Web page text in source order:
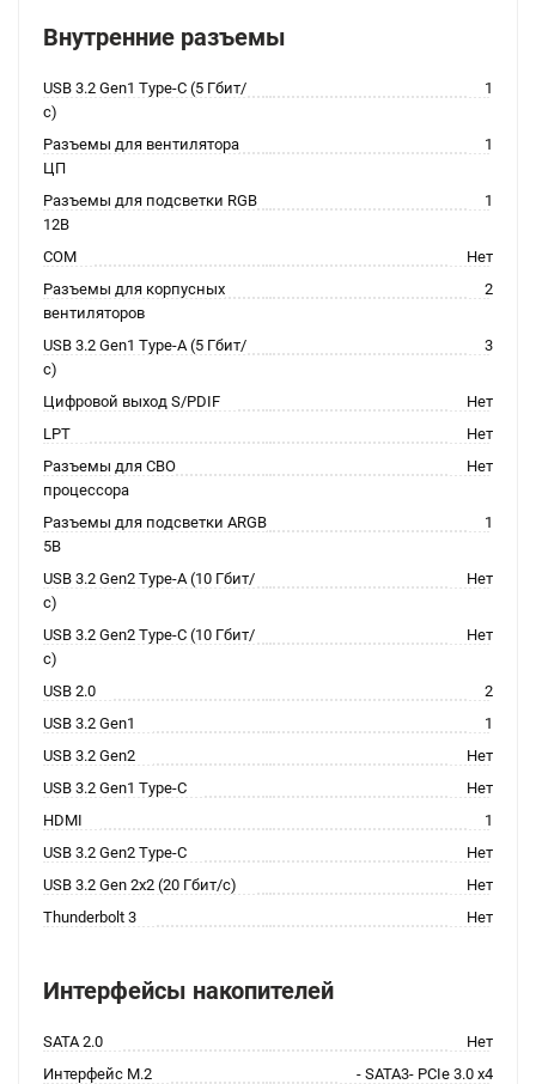
Внутренние разъемы
USB 3.2 Gen1 Type-C (5 Гбит/
с)
1
Разъемы для вентилятора
ЦП
1
Разъемы для подсветки RGB
12В
1
COM
Нет
Разъемы для корпусных
вентиляторов
2
USB 3.2 Gen1 Type-A (5 Гбит/
с)
3
Цифровой выход S/PDIF
Нет
LPT
Нет
Разъемы для СВО
процессора
Нет
Разъемы для подсветки ARGB
5В
1
USB 3.2 Gen2 Type-A (10 Гбит/
с)
Нет
USB 3.2 Gen2 Type-C (10 Гбит/
с)
Нет
USB 2.0
2
USB 3.2 Gen1
1
USB 3.2 Gen2
Нет
USB 3.2 Gen1 Type-C
Нет
HDMI
1
USB 3.2 Gen2 Type-C
Нет
USB 3.2 Gen 2x2 (20 Гбит/с)
Нет
Thunderbolt 3
Нет
Интерфейсы накопителей
SATA 2.0
Нет
Интерфейс M.2
- SATA3- PCIe 3.0 x4